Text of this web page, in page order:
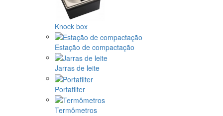
Knock box
Estação de compactação
Jarras de leite
Portafilter
Termômetros